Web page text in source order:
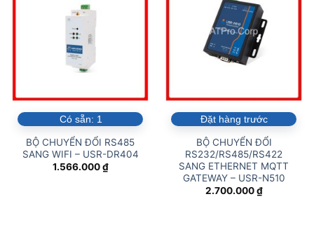
Có sẵn: 1
BỘ CHUYỂN ĐỔI RS485
SANG WIFI – USR-DR404
1.566.000₫
Đặt hàng trước
BỘ CHUYỂN ĐỔI
RS232/RS485/RS422
SANG ETHERNET MQTT
GATEWAY – USR-N510
2.700.000₫